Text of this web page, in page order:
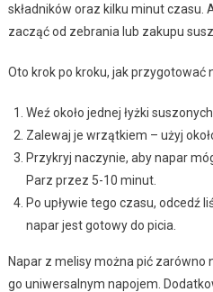
składników oraz kilku minut czasu.
zacząć od zebrania lub zakupu
Oto krok po kroku, jak przygotować
Weź około jednej łyżki
Zalewaj je wrzątkiem – użyj
Przykryj naczynie, aby napar
Parz przez 5-10 minut.
Po upływie tego czasu, odcedź
napar jest gotowy do picia.
Napar z melisy można pić zarówno
go uniwersalnym napojem.